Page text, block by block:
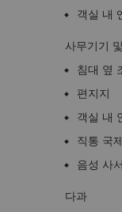
객실 내
사무기기
침대 옆
편지지
객실 내
직통 국
음성 사
다과